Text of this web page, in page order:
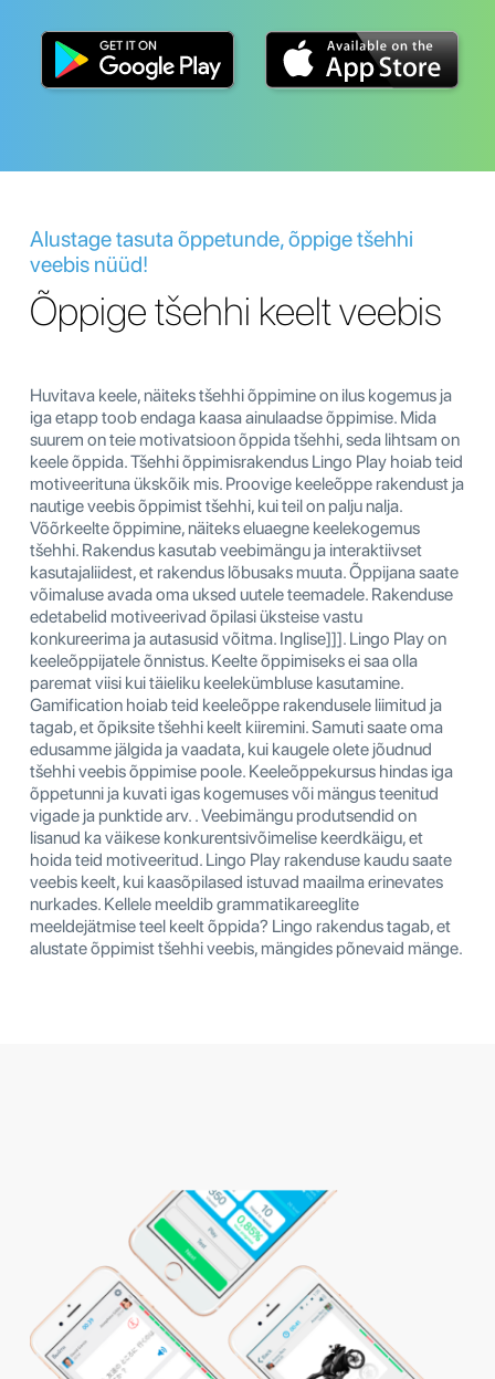
Alustage tasuta õppetunde, õppige tšehhi
veebis nüüd!
Õppige tšehhi keelt veebis
Huvitava keele, näiteks tšehhi õppimine on ilus kogemus ja
iga etapp toob endaga kaasa ainulaadse õppimise. Mida
suurem on teie motivatsioon õppida tšehhi, seda lihtsam on
keele õppida. Tšehhi õppimisrakendus Lingo Play hoiab teid
motiveerituna ükskõik mis. Proovige keeleõppe rakendust ja
nautige veebis õppimist tšehhi, kui teil on palju nalja.
Võõrkeelte õppimine, näiteks eluaegne keelekogemus
tšehhi. Rakendus kasutab veebimängu ja interaktiivset
kasutajaliidest, et rakendus lõbusaks muuta. Õppijana saate
võimaluse avada oma uksed uutele teemadele. Rakenduse
edetabelid motiveerivad õpilasi üksteise vastu
konkureerima ja autasusid võitma. Inglise]]]. Lingo Play on
keeleõppijatele õnnistus. Keelte õppimiseks ei saa olla
paremat viisi kui täieliku keelekümbluse kasutamine.
Gamification hoiab teid keeleõppe rakendusele liimitud ja
tagab, et õpiksite tšehhi keelt kiiremini. Samuti saate oma
edusamme jälgida ja vaadata, kui kaugele olete jõudnud
tšehhi veebis õppimise poole. Keeleõppekursus hindas iga
õppetunni ja kuvati igas kogemuses või mängus teenitud
vigade ja punktide arv. . Veebimängu produtsendid on
lisanud ka väikese konkurentsivõimelise keerdkäigu, et
hoida teid motiveeritud. Lingo Play rakenduse kaudu saate
veebis keelt, kui kaasõpilased istuvad maailma erinevates
nurkades. Kellele meeldib grammatikareeglite
meeldejätmise teel keelt õppida? Lingo rakendus tagab, et
alustate õppimist tšehhi veebis, mängides põnevaid mänge.